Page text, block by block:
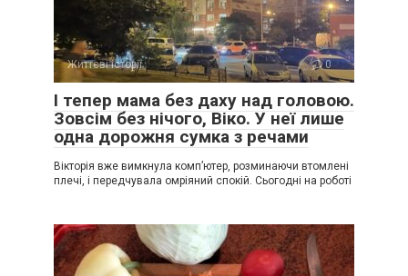
Життєві історії 0
І тепер мама без даху над головою.
Зовсім без нічого, Віко. У неї лише
одна дорожня сумка з речами
Вікторія вже вимкнула комп’ютер, розминаючи втомлені
плечі, і передчувала омріяний спокій. Сьогодні на роботі